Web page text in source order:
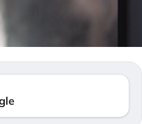
mia vita è rovinata». Investitori
al panico dopo lo scoppio
bolla AI
mentre gli investitori retail (…)
2026